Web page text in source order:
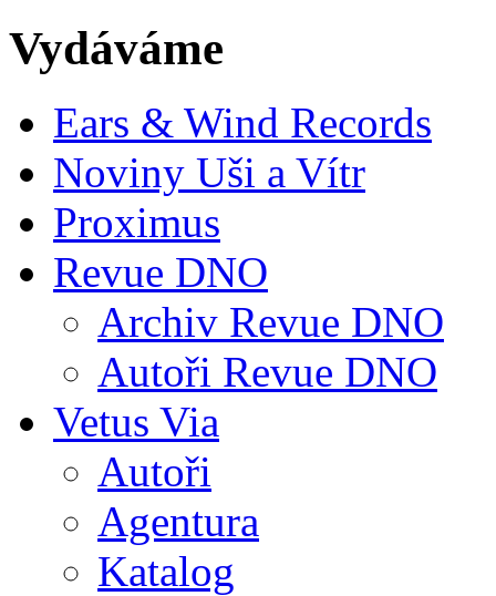
Vydáváme
Ears & Wind Records
Noviny Uši a Vítr
Proximus
Revue DNO
Archiv Revue DNO
Autoři Revue DNO
Vetus Via
Autoři
Agentura
Katalog